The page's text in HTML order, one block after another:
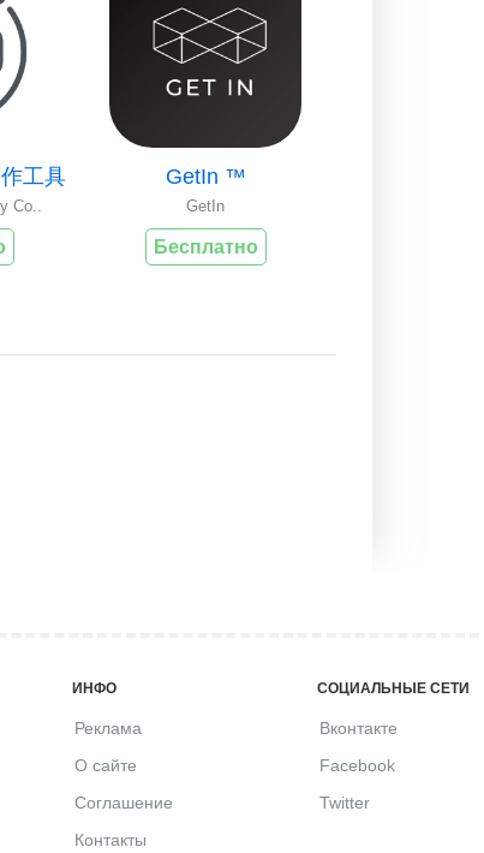
工具
Co..
GetIn ™
GetIn
Бесплатно
ИНФО
Реклама
О сайте
Соглашение
Контакты
СОЦИАЛЬНЫЕ СЕТИ
Вконтакте
Facebook
Twitter